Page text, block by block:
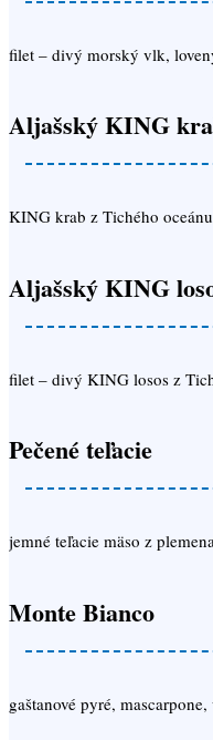
filet – divý morský vlk,
Aljašský KING
KING krab z Tichého
Aljašský KING
filet – divý KING losos z
Pečené teľacie
jemné teľacie mäso z
Monte Bianco
gaštanové pyré,